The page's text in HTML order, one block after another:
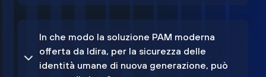
In che modo la soluzione PAM moderna
offerta da Idira, per la sicurezza delle
identità umane di nuova generazione, può